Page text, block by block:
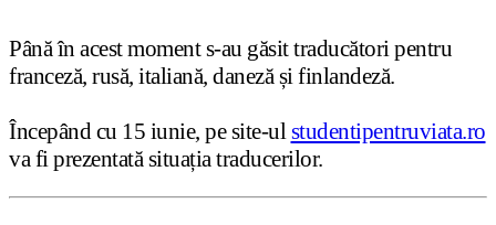
Până în acest moment s-au găsit traducători pentru
franceză, rusă, italiană, daneză și finlandeză.
Începând cu 15 iunie, pe site-ulstudentipentruviata.ro
va fi prezentată situația traducerilor.